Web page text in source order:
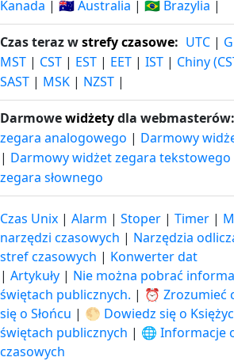
Kanada | 🇦🇺 Australia | 🇧🇷 Brazylia |
Czas teraz wstrefy czasowe: UTC |
MST | CST | EST | EET | IST | Chiny
SAST | MSK | NZST |
Darmowewidżetydla webmasterów:
zegara analogowego | Darmowy
| Darmowy widżet zegara tekstowego
zegara słownego
Czas Unix | Alarm | Stoper | Timer |
narzędzi czasowych | Narzędzia
stref czasowych | Konwerter dat
| Artykuły | Nie można pobrać
świętach publicznych. | ⏰ Zrozumieć
się o Słońcu | 🌕 Dowiedz się o
świętach publicznych | 🌐 Informacje
czasowych